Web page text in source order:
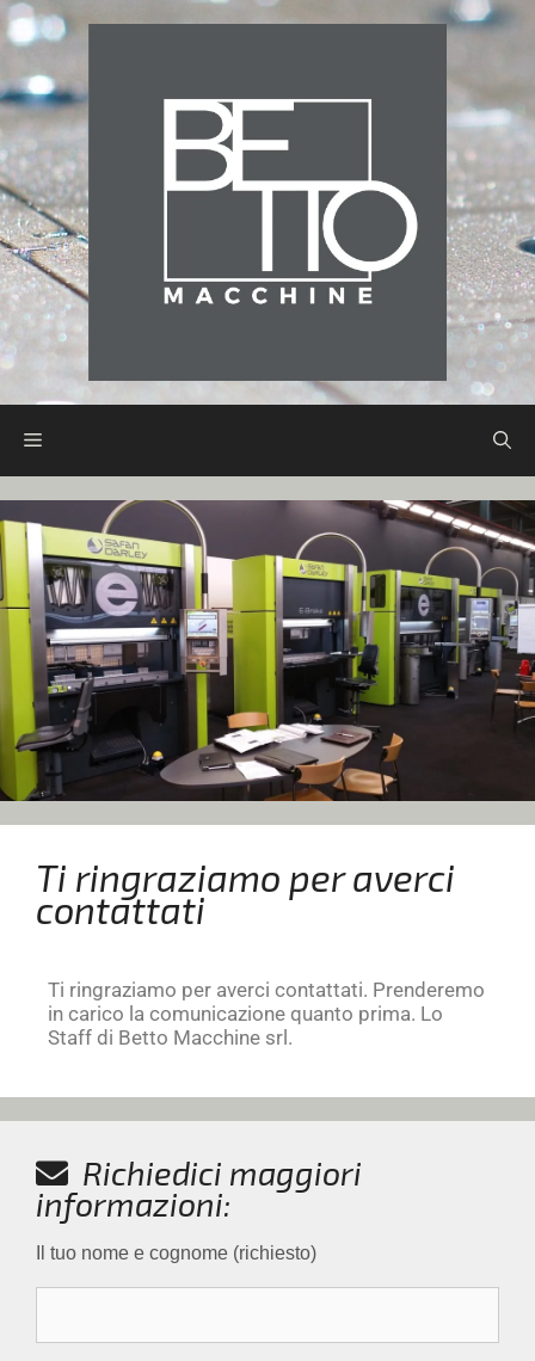
Ti ringraziamo per averci
contattati
Ti ringraziamo per averci contattati. Prenderemo
in carico la comunicazione quanto prima. Lo
Staff di Betto Macchine srl.
Richiedici maggiori
informazioni:
Il tuo nome e cognome (richiesto)